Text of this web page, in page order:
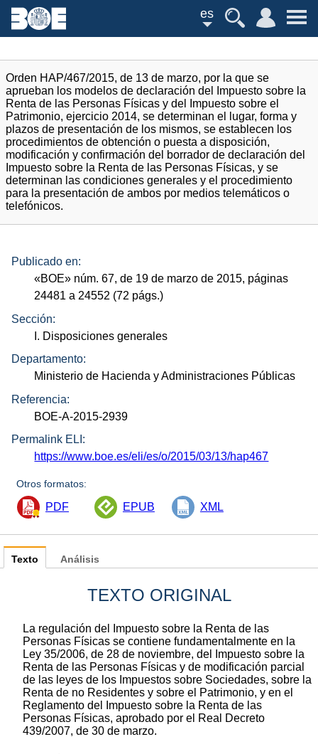
es
Orden HAP/467/2015, de 13 de marzo, por la que se
aprueban los modelos de declaración del Impuesto sobre la
Renta de las Personas Físicas y del Impuesto sobre el
Patrimonio, ejercicio 2014, se determinan el lugar, forma y
plazos de presentación de los mismos, se establecen los
procedimientos de obtención o puesta a disposición,
modificación y confirmación del borrador de declaración del
Impuesto sobre la Renta de las Personas Físicas, y se
determinan las condiciones generales y el procedimiento
para la presentación de ambos por medios telemáticos o
telefónicos.
Publicado en:
«BOE» núm. 67, de 19 de marzo de 2015, páginas
24481 a 24552 (72 págs.)
Sección:
I. Disposiciones generales
Departamento:
Ministerio de Hacienda y Administraciones Públicas
Referencia:
BOE-A-2015-2939
Permalink ELI:
https://www.boe.es/eli/es/o/2015/03/13/hap467
Otros formatos:
PDF EPUB XML
Texto
TEXTO ORIGINAL
La regulación del Impuesto sobre la Renta de las
Personas Físicas se contiene fundamentalmente en la
Ley 35/2006, de 28 de noviembre, del Impuesto sobre la
Renta de las Personas Físicas y de modificación parcial
de las leyes de los Impuestos sobre Sociedades, sobre la
Renta de no Residentes y sobre el Patrimonio, y en el
Reglamento del Impuesto sobre la Renta de las
Personas Físicas, aprobado por el Real Decreto
439/2007, de 30 de marzo.
Análisis